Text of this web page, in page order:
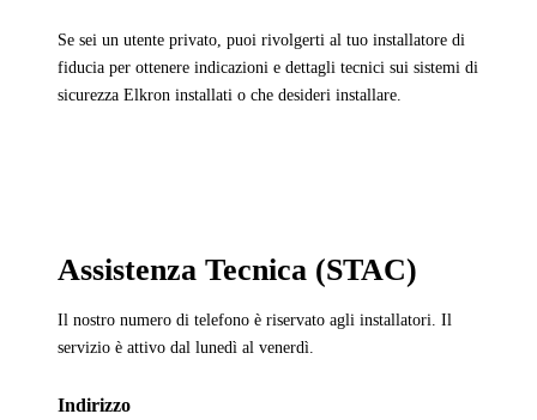
Se sei un utente privato, puoi rivolgerti al tuo installatore di
fiducia per ottenere indicazioni e dettagli tecnici sui sistemi di
sicurezza Elkron installati o che desideri installare.
Assistenza Tecnica (STAC)
Il nostro numero di telefono è riservato agli installatori. Il
servizio è attivo dal lunedì al venerdì.
Indirizzo